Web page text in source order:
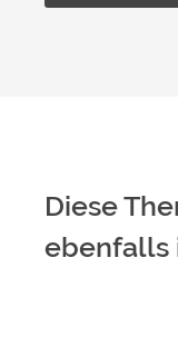
Diese
ebenfalls